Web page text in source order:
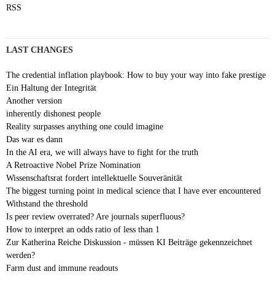
RSS
LAST CHANGES
The credential inflation playbook: How to buy your way into fake prestige
Ein Haltung der Integrität
Another version
inherently dishonest people
Reality surpasses anything one could imagine
Das war es dann
In the AI era, we will always have to fight for the truth
A Retroactive Nobel Prize Nomination
Wissenschaftsrat fordert intellektuelle Souveränität
The biggest turning point in medical science that I have ever encountered
Withstand the threshold
Is peer review overrated? Are journals superfluous?
How to interpret an odds ratio of less than 1
Zur Katherina Reiche Diskussion - müssen KI Beiträge gekennzeichnet
werden?
Farm dust and immune readouts